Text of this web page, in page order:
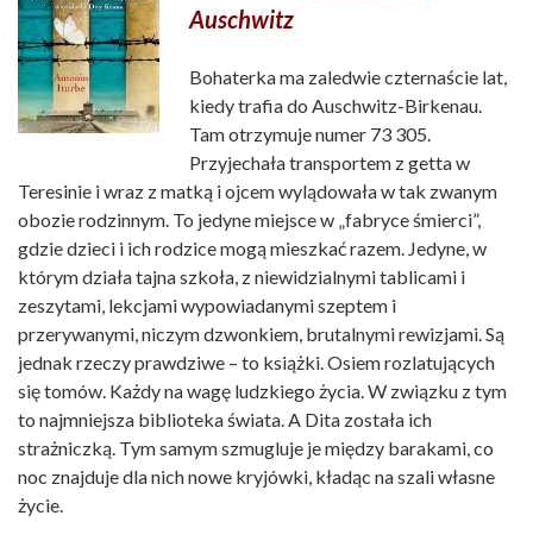
Auschwitz
Bohaterka ma zaledwie czternaście lat,
kiedy trafia do Auschwitz-Birkenau.
Tam otrzymuje numer 73 305.
Przyjechała transportem z getta w
Teresinie i wraz z matką i ojcem wylądowała w tak zwanym
obozie rodzinnym. To jedyne miejsce w „fabryce śmierci”,
gdzie dzieci i ich rodzice mogą mieszkać razem. Jedyne, w
którym działa tajna szkoła, z niewidzialnymi tablicami i
zeszytami, lekcjami wypowiadanymi szeptem i
przerywanymi, niczym dzwonkiem, brutalnymi rewizjami. Są
jednak rzeczy prawdziwe – to książki. Osiem rozlatujących
się tomów. Każdy na wagę ludzkiego życia. W związku z tym
to najmniejsza biblioteka świata. A Dita została ich
strażniczką. Tym samym szmugluje je między barakami, co
noc znajduje dla nich nowe kryjówki, kładąc na szali własne
życie.